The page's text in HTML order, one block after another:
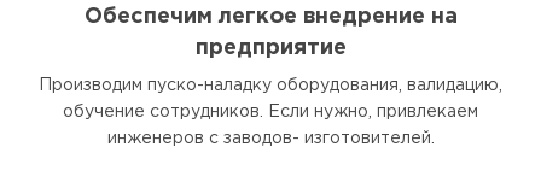
Обеспечим легкое внедрение на
предприятие
Производим пуско-наладку оборудования, валидацию,
обучение сотрудников. Если нужно, привлекаем
инженеров с заводов- изготовителей.